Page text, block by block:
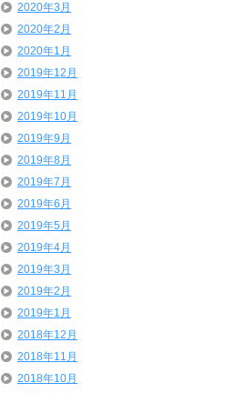
2020年3月
2020年2月
2020年1月
2019年12月
2019年11月
2019年10月
2019年9月
2019年8月
2019年7月
2019年6月
2019年5月
2019年4月
2019年3月
2019年2月
2019年1月
2018年12月
2018年11月
2018年10月